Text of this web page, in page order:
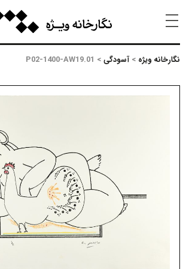
نگارخانه ویژه >آسودگی >
P02-1400-AW19.01